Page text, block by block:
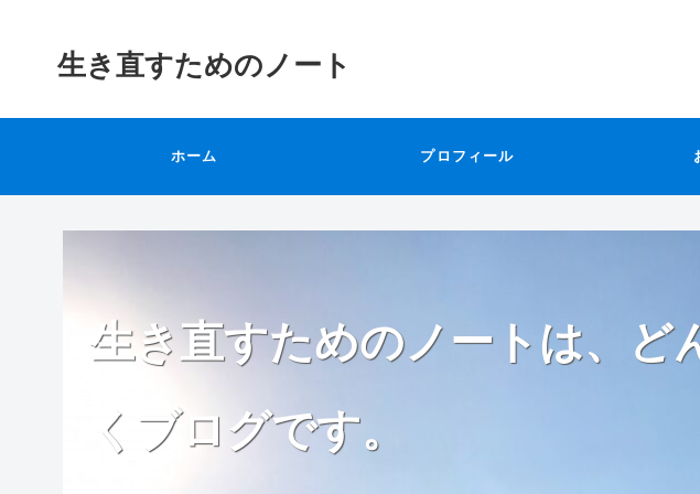
生き直すためのノート
ホーム プロフィール
生き直すためのノートは、ど
くブログです。